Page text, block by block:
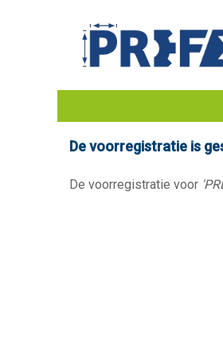
De voorregistratie is
De voorregistratie voor